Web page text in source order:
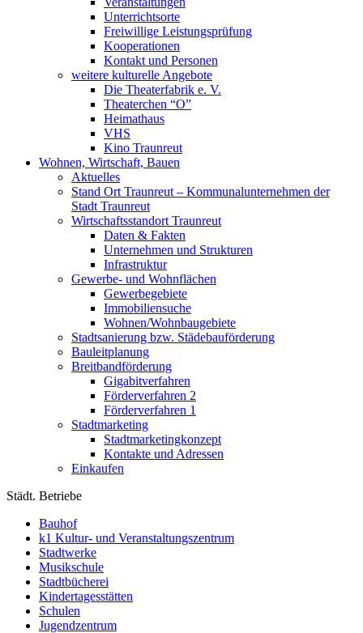
Unterrichtsorte
Freiwillige Leistungsprüfung
Kooperationen
Kontakt und Personen
weitere kulturelle Angebote
Die Theaterfabrik e. V.
Theaterchen “O”
Heimathaus
VHS
Kino Traunreut
Wohnen, Wirtschaft, Bauen
Aktuelles
Stand Ort Traunreut – Kommunalunternehmen der
Stadt Traunreut
Wirtschaftsstandort Traunreut
Daten & Fakten
Unternehmen und Strukturen
Infrastruktur
Gewerbe- und Wohnflächen
Gewerbegebiete
Immobiliensuche
Wohnen/Wohnbaugebiete
Stadtsanierung bzw. Städebauförderung
Bauleitplanung
Breitbandförderung
Gigabitverfahren
Förderverfahren 2
Förderverfahren 1
Stadtmarketing
Stadtmarketingkonzept
Kontakte und Adressen
Einkaufen
Städt. Betriebe
Bauhof
k1 Kultur- und Veranstaltungszentrum
Stadtwerke
Musikschule
Stadtbücherei
Kindertagesstätten
Schulen
Jugendzentrum